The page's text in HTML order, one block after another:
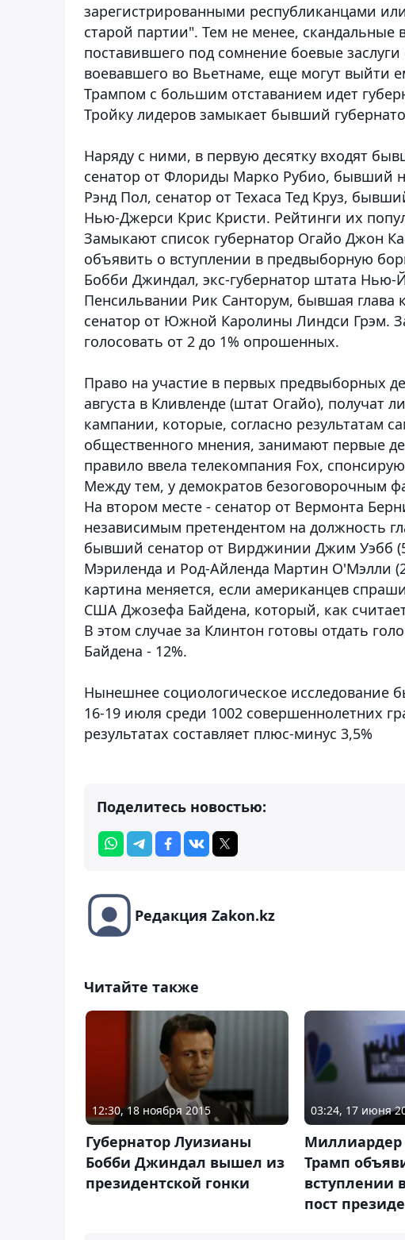
зарегистрированными республиканцами
старой партии". Тем не менее,
поставившего под сомнение боевые
воевавшего во Вьетнаме, еще могут выйти
Трампом с большим отставанием идет
Тройку лидеров замыкает бывший
Наряду с ними, в первую десятку входят
сенатор от Флориды Марко Рубио, бывший
Рэнд Пол, сенатор от Техаса Тед Круз,
Нью-Джерси Крис Кристи. Рейтинги их
Замыкают список губернатор Огайо Джон
объявить о вступлении в предвыборную
Бобби Джиндал, экс-губернатор штата
Пенсильвании Рик Санторум, бывшая
сенатор от Южной Каролины Линдси Грэм.
голосовать от 2 до 1% опрошенных.
Право на участие в первых предвыборных
августа в Кливленде (штат Огайо),
кампании, которые, согласно результатам
общественного мнения, занимают первые
правило ввела телекомпания Fox,
Между тем, у демократов безоговорочным
На втором месте - сенатор от Вермонта
независимым претендентом на должность
бывший сенатор от Вирджинии Джим Уэбб
Мэриленда и Род-Айленда Мартин О'Мэлли
картина меняется, если американцев
США Джозефа Байдена, который, как
В этом случае за Клинтон готовы отдать
Байдена - 12%.
Нынешнее социологическое исследование
16-19 июля среди 1002 совершеннолетних
результатах составляет плюс-минус 3,5%
Поделитесь новостью:
Редакция Zakon.kz
Читайте также
12:30, 18 ноября 2015
Губернатор Луизианы
Бобби Джиндал вышел из
президентской гонки
03:24, 17 июня
Трамп
вступлении
пост